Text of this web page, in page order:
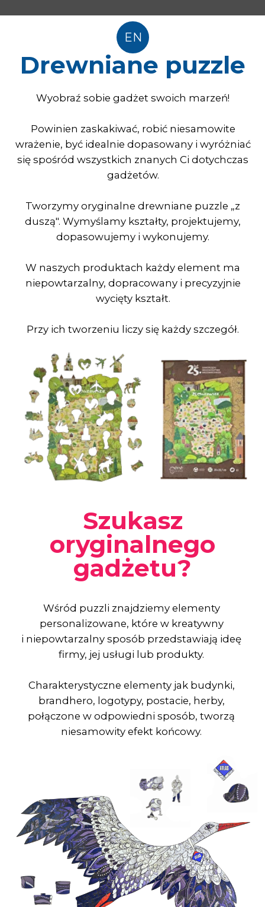
W naszych produktach każdy element ma
niepowtarzalny, dopracowany i precyzyjnie
wycięty kształt.
Przy ich tworzeniu liczy się każdy szczegół.
Szukasz
oryginalnego
gadżetu?
Wśród puzzli znajdziemy elementy
personalizowane, które w kreatywny
i niepowtarzalny sposób przedstawiają ideę
Charakterystyczne elementy jak budynki,
połączone w odpowiedni sposób, tworzą
niesamowity efekt końcowy.
Kreatywność
Tworzymy puzzle dla każdej branży, od logistyki,
budownictwo czy IT.
Ogranicza nas tylko wyobraźnia.
Personalizujemy również połączenia między
Mogą one mieć specyficzny kształt dostosowany
Nie potrafisz sobie tego wyobrazić?
Nie ma problemu - przedstawimy Ci naszą wizję
i wypracujemy idealny projekt.